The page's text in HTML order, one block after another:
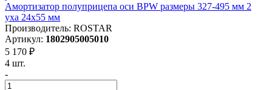
Амортизатор полуприцепа оси BPW размеры 327-495 мм 2
уха 24х55 мм
Производитель: ROSTAR
Артикул: 1802905005010
5 170 ₽
4 шт.
-